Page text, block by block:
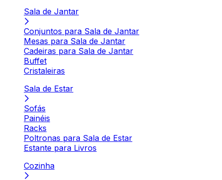
Sala de Jantar
Conjuntos para Sala de Jantar
Mesas para Sala de Jantar
Cadeiras para Sala de Jantar
Buffet
Cristaleiras
Sala de Estar
Sofás
Painéis
Racks
Poltronas para Sala de Estar
Estante para Livros
Cozinha